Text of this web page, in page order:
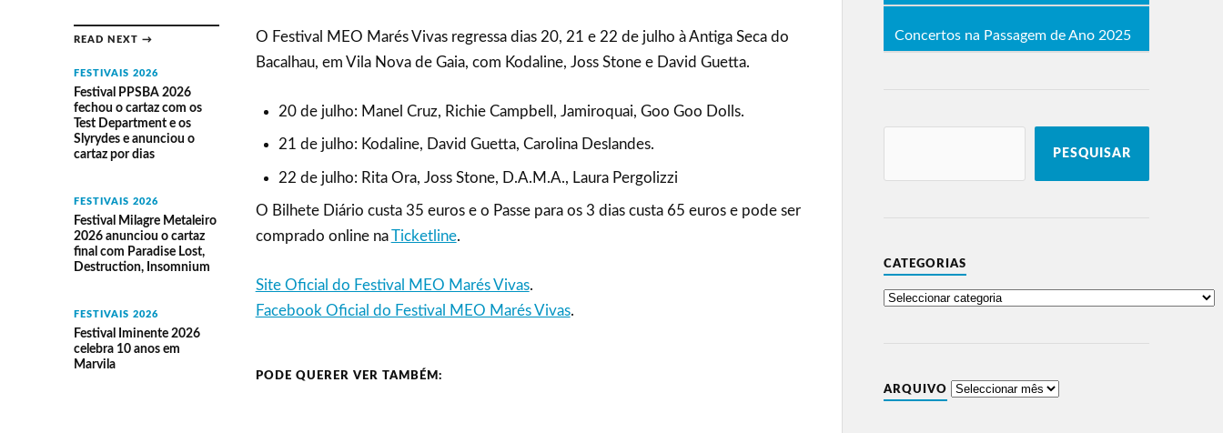
READ NEXT →
FESTIVAIS 2026
Festival PPSBA 2026
fechou o cartaz com os
Test Department e os
Slyrydes e anunciou o
cartaz por dias
FESTIVAIS 2026
Festival Milagre Metaleiro
2026 anunciou o cartaz
final com Paradise Lost,
Destruction, Insomnium
FESTIVAIS 2026
Festival Iminente 2026
celebra 10 anos em
Marvila
O Festival MEO Marés Vivas regressa dias 20, 21 e 22 de julho à Antiga Seca do
Bacalhau, em Vila Nova de Gaia, com Kodaline, Joss Stone e David Guetta.
20 de julho: Manel Cruz, Richie Campbell, Jamiroquai, Goo Goo Dolls.
21 de julho: Kodaline, David Guetta, Carolina Deslandes.
22 de julho: Rita Ora, Joss Stone, D.A.M.A., Laura Pergolizzi
O Bilhete Diário custa 35 euros e o Passe para os 3 dias custa 65 euros e pode ser
comprado online naTicketline.
Site Oficial do Festival MEO Marés Vivas.
Facebook Oficial do Festival MEO Marés Vivas.
PODE QUERER VER TAMBÉM:
Concertos na Passagem de Ano 2025
PESQUISAR
CATEGORIAS
ARQUIVO